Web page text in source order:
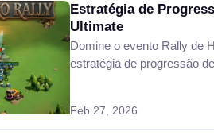
Estratégia de
Ultimate
Domine o evento Rally de
estratégia de progressão
Feb 27, 2026